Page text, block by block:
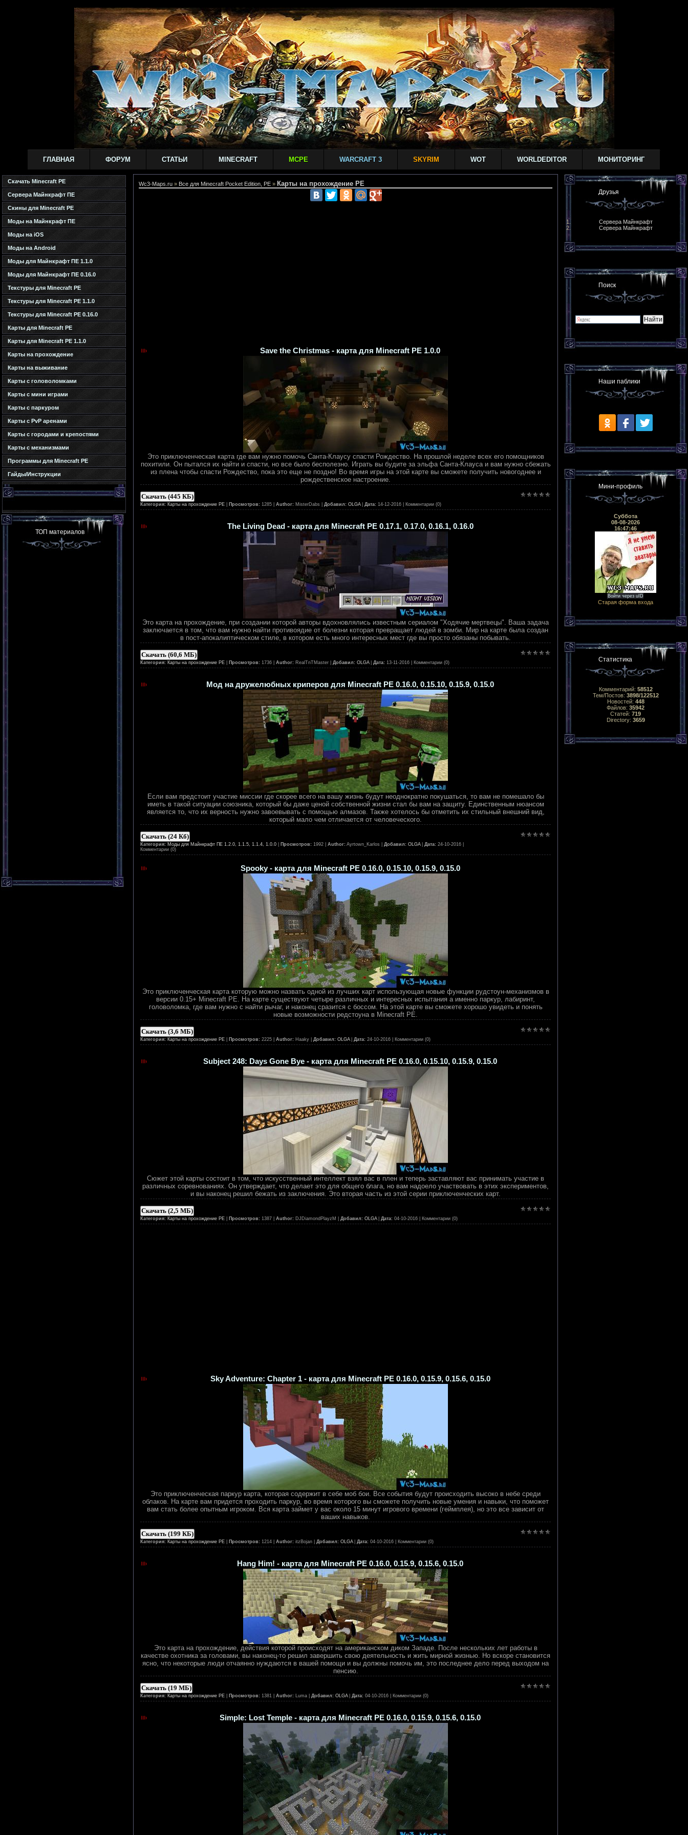
ГЛАВНАЯ ФОРУМ СТАТЬИ MINECRAFT MCPE WARCRAFT 3 SKYRIM WOT WORLDEDITOR МОНИТОРИНГ
Скачать Minecraft PE
Сервера Майнкрафт ПЕ
Скины для Minecraft PE
Моды на Майнкрафт ПЕ
Моды на iOS
Моды на Android
Моды для Майнкрафт ПЕ 1.1.0
Моды для Майнкрафт ПЕ 0.16.0
Текстуры для Minecraft PE
Текстуры для Minecraft PE 1.1.0
Текстуры для Minecraft PE 0.16.0
Карты для Minecraft PE
Карты для Minecraft PE 1.1.0
Карты на прохождение
Карты на выживание
Карты с головоломками
Карты с мини играми
Карты с паркуром
Карты с PvP аренами
Карты с городами и крепостями
Карты с механизмами
Программы для Minecraft PE
Гайды/Инструкции
ТОП материалов
Wc3-Maps.ru » Все для Minecraft Pocket Edition, PE » Карты на прохождение PE
Save the Christmas - карта для Minecraft PE 1.0.0
Это приключенческая карта где вам нужно помочь Санта-Клаусу спасти Рождество. На прошлой неделе всех его помощников
похитили. Он пытался их найти и спасти, но все было бесполезно. Играть вы будите за эльфа Санта-Клауса и вам нужно сбежать
из плена чтобы спасти Рождество, пока это еще не поздно! Во время игры на этой карте вы сможете получить новогоднее и
рождественское настроение.
Скачать (445 КБ)
Категория: Карты на прохождение PE Просмотров: 1285 | Author: MisterDabs | Добавил: OLGA| Дата: 14-12-2016 | Комментарии (0)
The Living Dead - карта для Minecraft PE 0.17.1, 0.17.0, 0.16.1, 0.16.0
Это карта на прохождение, при создании которой авторы вдохновлялись известным сериалом "Ходячие мертвецы". Ваша задача
заключается в том, что вам нужно найти противоядие от болезни которая превращает людей в зомби. Мир на карте была создан
в пост-апокалиптическом стиле, в котором есть много интересных мест где вы просто обязаны побывать.
Скачать (60,6 МБ)
Категория: Карты на прохождение PE Просмотров: 1736 | Author: RealTnTMaster | Добавил: OLGA| Дата: 13-11-2016 | Комментарии (0)
Мод на дружелюбных криперов для Minecraft PE 0.16.0, 0.15.10, 0.15.9, 0.15.0
Если вам предстоит участие миссии где скорее всего на вашу жизнь будут неоднократно покушаться, то вам не помешало бы
иметь в такой ситуации союзника, который бы даже ценой собственной жизни стал бы вам на защиту. Единственным нюансом
является то, что их верность нужно завоевывать с помощью алмазов. Также хотелось бы отметить их стильный внешний вид,
который мало чем отличается от человеческого.
Скачать (24 Кб)
Категория: Моды для Майнкрафт ПЕ 1.2.0, 1.1.5, 1.1.4, 1.0.0 Просмотров: 1992 | Author: Ayrtown_Karlos | Добавил: OLGA| Дата: 24-10-2016
Комментарии (0)
Spooky - карта для Minecraft PE 0.16.0, 0.15.10, 0.15.9, 0.15.0
Это приключенческая карта которую можно назвать одной из лучших карт использующая новые функции рудстоун-механизмов в
версии 0.15+ Minecraft PE. На карте существуют четыре различных и интересных испытания а именно паркур, лабиринт,
головоломка, где вам нужно с найти рычаг, и наконец сразится с боссом. На этой карте вы сможете хорошо увидеть и понять
новые возможности редстоуна в Minecraft PE.
Скачать (3,6 МБ)
Категория: Карты на прохождение PE Просмотров: 2225 | Author: Haaky | Добавил: OLGA| Дата: 24-10-2016 | Комментарии (0)
Subject 248: Days Gone Bye - карта для Minecraft PE 0.16.0, 0.15.10, 0.15.9, 0.15.0
Сюжет этой карты состоит в том, что искусственный интеллект взял вас в плен и теперь заставляют вас принимать участие в
различных соревнованиях. Он утверждает, что делает это для общего блага, но вам надоело участвовать в этих экспериментов,
и вы наконец решил бежать из заключения. Это вторая часть из этой серии приключенческих карт.
Скачать (2,5 МБ)
Категория: Карты на прохождение PE Просмотров: 1387 | Author: DJDiamondPlayzM | Добавил: OLGA| Дата: 04-10-2016 | Комментарии (0)
Sky Adventure: Chapter 1 - карта для Minecraft PE 0.16.0, 0.15.9, 0.15.6, 0.15.0
Это приключенческая паркур карта, которая содержит в себе моб бои. Все события будут происходить высоко в небе среди
облаков. На карте вам придется проходить паркур, во время которого вы сможете получить новые умения и навыки, что поможет
вам стать более опытным игроком. Вся карта займет у вас около 15 минут игрового времени (геймплея), но это все зависит от
ваших навыков.
Скачать (199 КБ)
Категория: Карты на прохождение PE Просмотров: 1214 | Author: itzBojan | Добавил: OLGA| Дата: 04-10-2016 | Комментарии (0)
Hang Him! - карта для Minecraft PE 0.16.0, 0.15.9, 0.15.6, 0.15.0
Это карта на прохождение, действия которой происходят на американском диком Западе. После нескольких лет работы в
качестве охотника за головами, вы наконец-то решил завершить свою деятельность и жить мирной жизнью. Но вскоре становится
ясно, что некоторые люди отчаянно нуждаются в вашей помощи и вы должны помочь им, это последнее дело перед выходом на
пенсию.
Скачать (19 МБ)
Категория: Карты на прохождение PE Просмотров: 1381 | Author: Luma | Добавил: OLGA| Дата: 04-10-2016 | Комментарии (0)
Simple: Lost Temple - карта для Minecraft PE 0.16.0, 0.15.9, 0.15.6, 0.15.0
Друзья
Сервера Майнкрафт
Сервера Майнкрафт
Поиск
Наши паблики
Мини-профиль
Суббота
08-08-2026
16:47:46
Войти через uID
Старая форма входа
Статистика
Комментарий: 58512
Тем/Постов: 3898/122512
Новостей: 448
Файлов: 35942
Статей: 719
Directory: 3659